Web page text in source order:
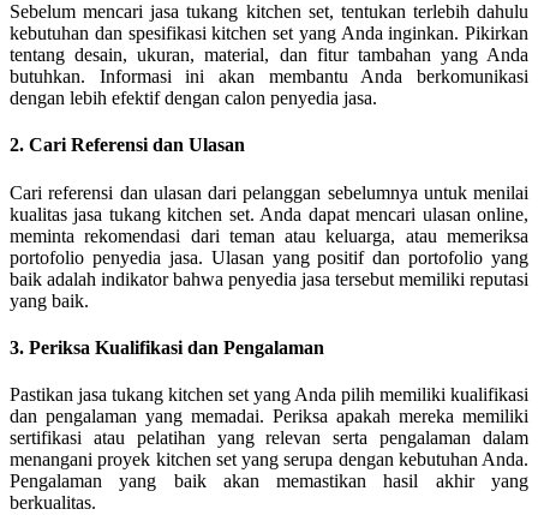
Sebelum mencari jasa tukang kitchen set, tentukan terlebih dahulu
kebutuhan dan spesifikasi kitchen set yang Anda inginkan. Pikirkan
tentang desain, ukuran, material, dan fitur tambahan yang Anda
butuhkan. Informasi ini akan membantu Anda berkomunikasi
dengan lebih efektif dengan calon penyedia jasa.
2. Cari Referensi dan Ulasan
Cari referensi dan ulasan dari pelanggan sebelumnya untuk menilai
kualitas jasa tukang kitchen set. Anda dapat mencari ulasan online,
meminta rekomendasi dari teman atau keluarga, atau memeriksa
portofolio penyedia jasa. Ulasan yang positif dan portofolio yang
baik adalah indikator bahwa penyedia jasa tersebut memiliki reputasi
yang baik.
3. Periksa Kualifikasi dan Pengalaman
Pastikan jasa tukang kitchen set yang Anda pilih memiliki kualifikasi
dan pengalaman yang memadai. Periksa apakah mereka memiliki
sertifikasi atau pelatihan yang relevan serta pengalaman dalam
menangani proyek kitchen set yang serupa dengan kebutuhan Anda.
Pengalaman yang baik akan memastikan hasil akhir yang
berkualitas.